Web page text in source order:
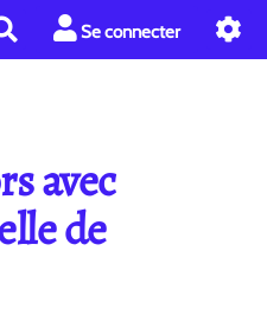
e
c
h
e
Se connecter
avec
de